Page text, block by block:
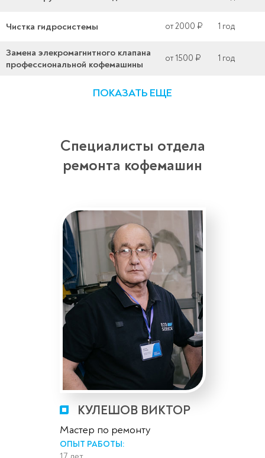
Чистка гидросистемы от 2000 ₽ 1 год
Замена элекромагнитного клапана
профессиональной кофемашины
от 1500 ₽ 1 год
ПОКАЗАТЬ ЕЩЕ
Специалисты отдела
ремонта кофемашин
КУЛЕШОВ ВИКТОР
Мастер по ремонту
ОПЫТ РАБОТЫ: